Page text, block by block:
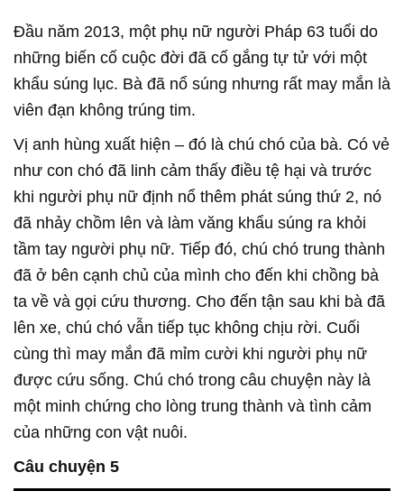
Đầu năm 2013, một phụ nữ người Pháp 63 tuổi do
những biến cố cuộc đời đã cố gắng tự tử với một
khẩu súng lục. Bà đã nổ súng nhưng rất may mắn là
viên đạn không trúng tim.
Vị anh hùng xuất hiện – đó là chú chó của bà. Có vẻ
như con chó đã linh cảm thấy điều tệ hại và trước
khi người phụ nữ định nổ thêm phát súng thứ 2, nó
đã nhảy chồm lên và làm văng khẩu súng ra khỏi
tầm tay người phụ nữ. Tiếp đó, chú chó trung thành
đã ở bên cạnh chủ của mình cho đến khi chồng bà
ta về và gọi cứu thương. Cho đến tận sau khi bà đã
lên xe, chú chó vẫn tiếp tục không chịu rời. Cuối
cùng thì may mắn đã mỉm cười khi người phụ nữ
được cứu sống. Chú chó trong câu chuyện này là
một minh chứng cho lòng trung thành và tình cảm
của những con vật nuôi.
Câu chuyện 5